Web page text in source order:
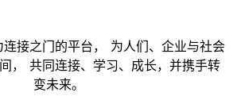
接之门的平台， 为人们、企业与社会
， 共同连接、学习、成长，并携手转
变未来。